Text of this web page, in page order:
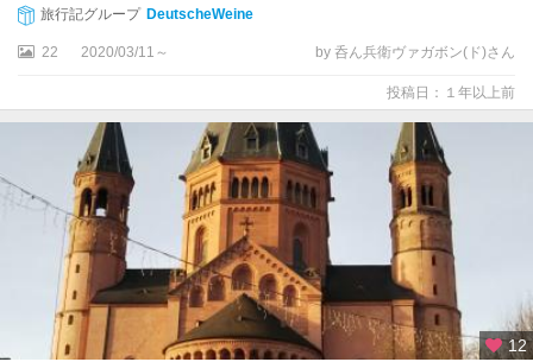
ブ
ロ
ハ
バ
旅行記グループ DeutscheWeine
22 2020/03/11～ by 呑ん兵衛ヴァガボン(ド)さん
投稿日：１年以上前
12